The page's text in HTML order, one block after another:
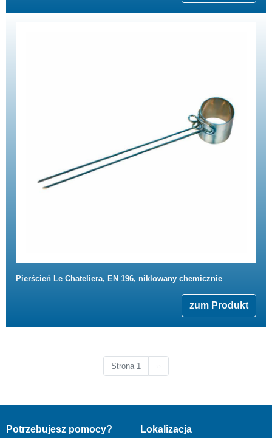
Pierścień Le Chateliera, EN 196, niklowany chemicznie
zum Produkt
Strona 1
Potrzebujesz pomocy? Lokalizacja